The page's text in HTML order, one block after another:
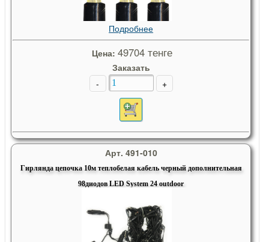
Подробнее
Цена: 49704 тенге
Заказать
-
+
Арт. 491-010
Гирлянда цепочка 10м теплобелая кабель черный дополнительная
98диодов LED System 24 outdoor